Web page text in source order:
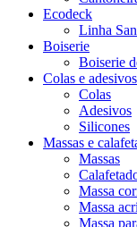
Ecodeck
Linha
Boiserie
Boiserie
Colas e adesivos
Colas
Adesivos
Silicones
Massas e
Massas
Massa
Massa
Massa